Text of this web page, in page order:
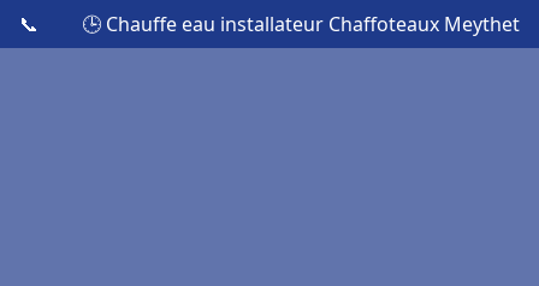
📞 🕒 Chauffe eau installateur Chaffoteaux Meythet